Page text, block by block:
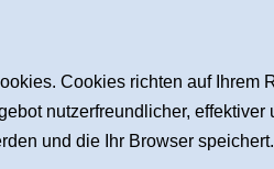
Cookies richten auf Ihrem
nutzerfreundlicher,
und die Ihr Browser speichert.